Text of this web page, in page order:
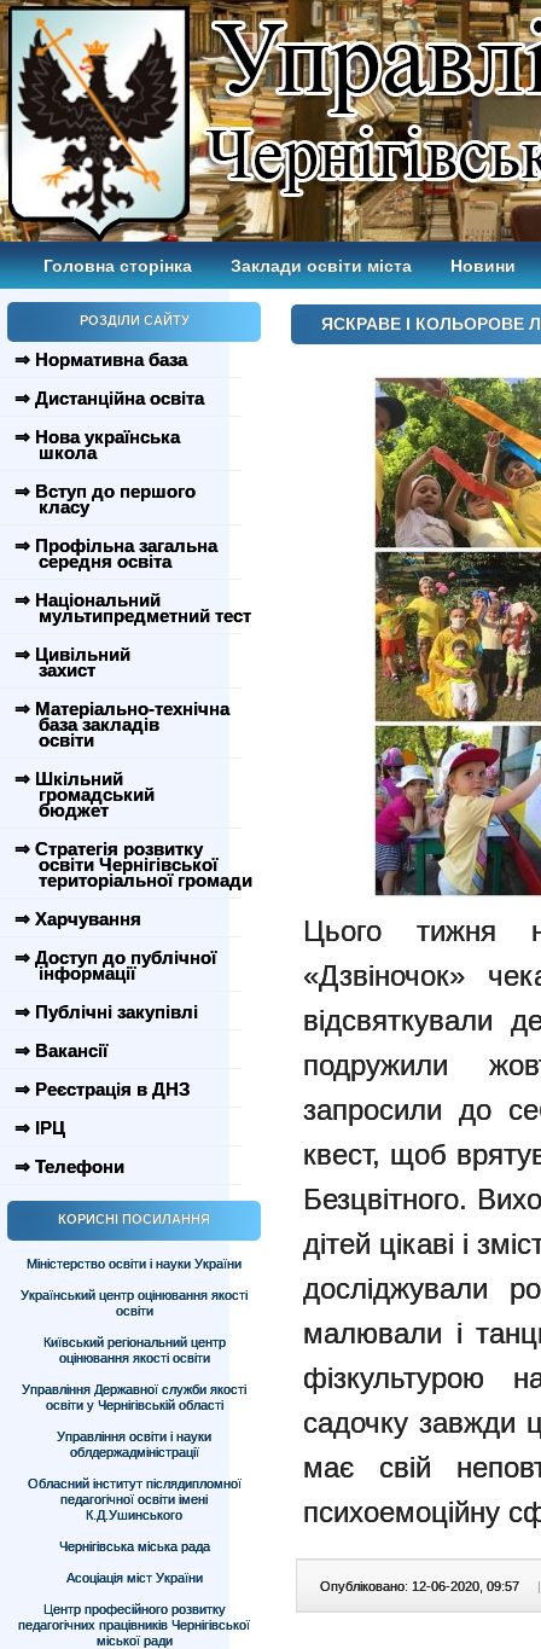
Головна сторінка Заклади освіти міста Новини
РОЗДІЛИ САЙТУ
⇒ Нормативна база
⇒ Дистанційна освіта
⇒ Нова українська
школа
⇒ Вступ до першого
класу
⇒ Профільна загальна
середня освіта
⇒ Національний
мультипредметний тест
⇒ Цивільний
захист
⇒ Матеріально-технічна
база закладів
освіти
⇒ Шкільний
громадський
бюджет
⇒ Стратегія розвитку
освіти Чернігівської
територіальної громади
⇒ Харчування
⇒ Доступ до публічної
інформації
⇒ Публічні закупівлі
⇒ Вакансії
⇒ Реєстрація в ДНЗ
⇒ ІРЦ
⇒ Телефони
КОРИСНІ ПОСИЛАННЯ
Міністерство освіти і науки України
Український центр оцінювання якості
освіти
Київський регіональний центр
оцінювання якості освіти
Управління Державної служби якості
освіти у Чернігівській області
Управління освіти і науки
облдержадміністрації
Обласний інститут післядипломної
педагогічної освіти імені
К.Д.Ушинського
Чернігівська міська рада
Асоціація міст України
Центр професійного розвитку
педагогічних працівників Чернігівської
міської ради
ЯСКРАВЕ І КОЛЬОРОВЕ
Цього
«Дзвіночок»
відсвяткували
подружили
запросили до
квест, щоб
Безцвітного.
дітей цікаві і
досліджували
малювали і
фізкультурою
садочку завжди
має свій
психоемоційну
Опубліковано: 12-06-2020, 09:57 |